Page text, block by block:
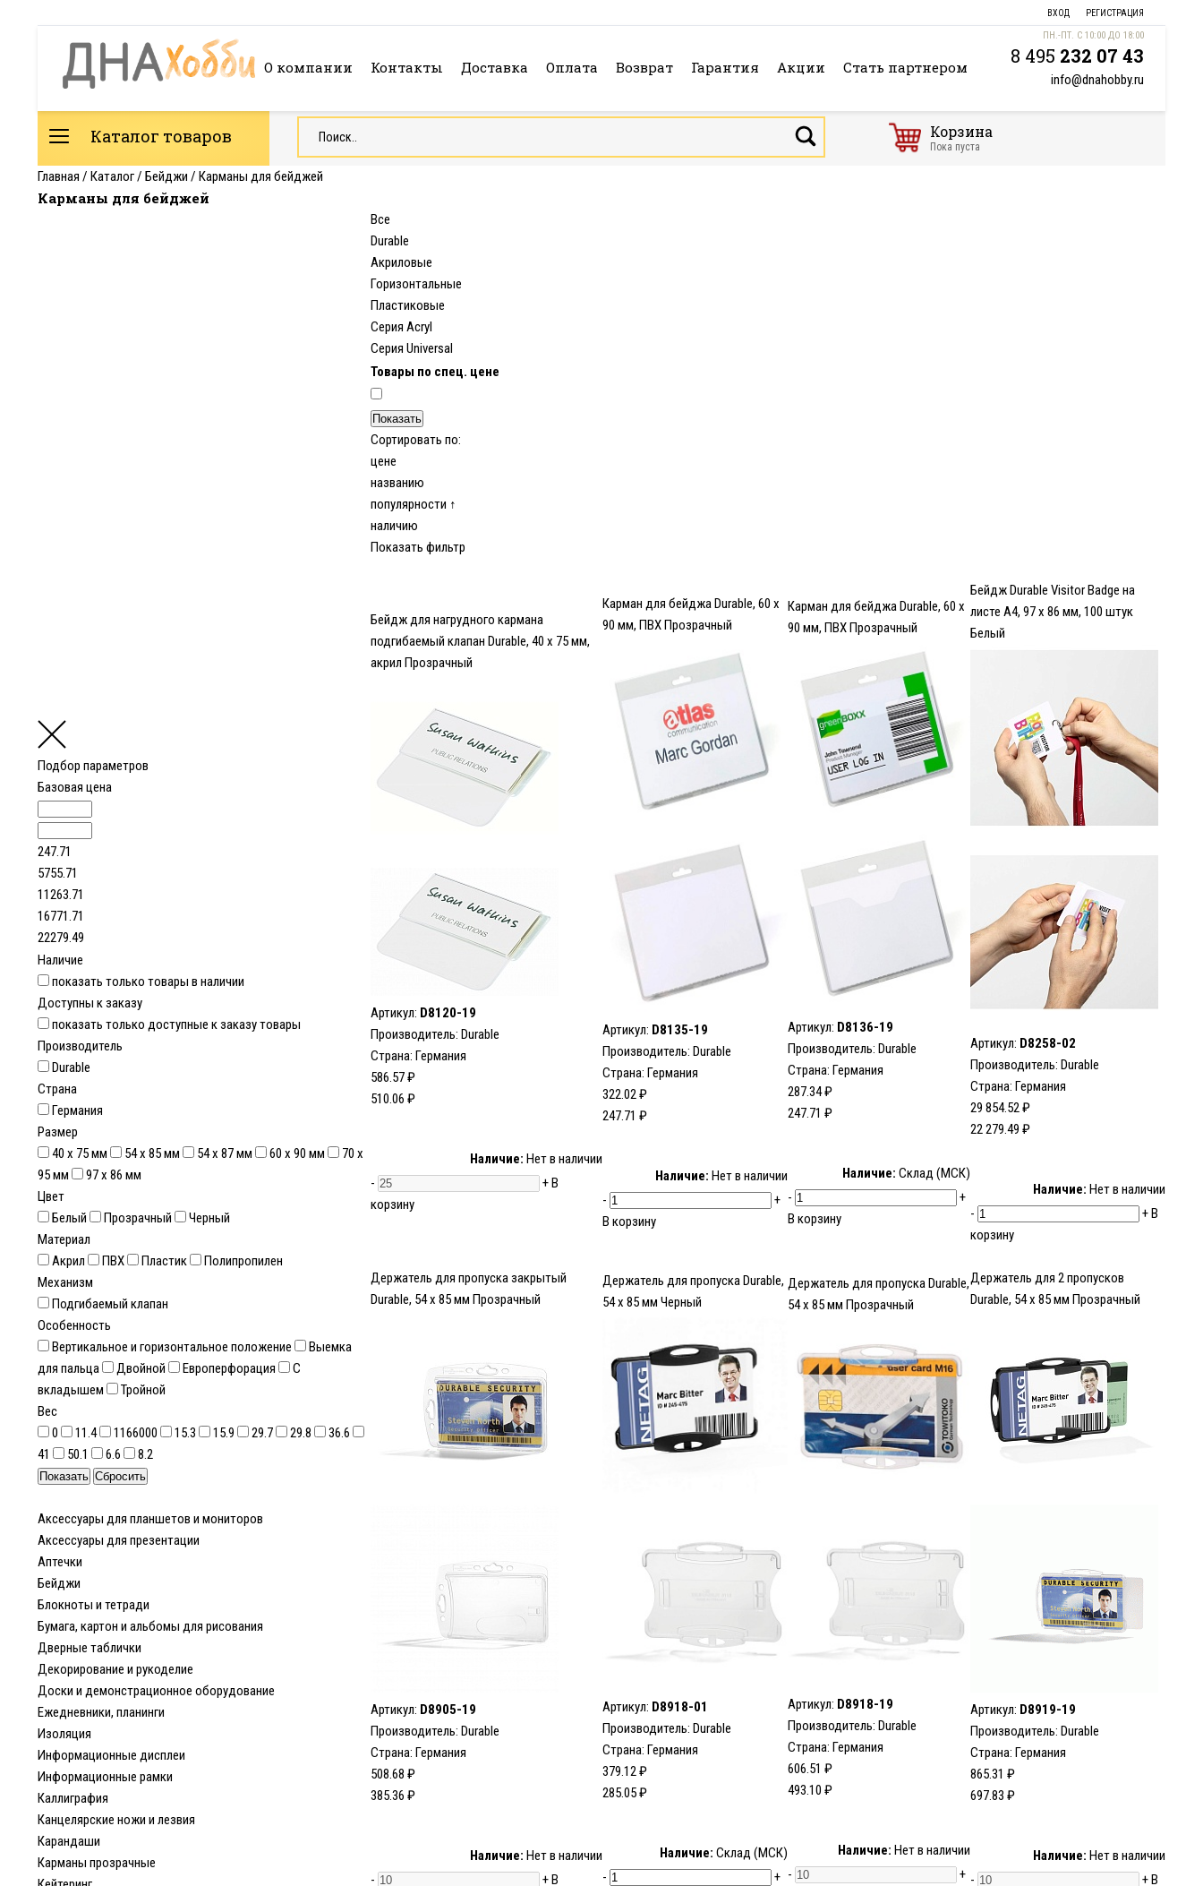
ВХОД РЕГИСТРАЦИЯ
О компании Контакты Доставка Оплата Возврат Гарантия Акции Стать партнером
ПН.-ПТ. С 10:00 ДО 18:00
8 495 232 07 43
info@dnahobby.ru
Каталог товаров Корзина
Пока пуста
Главная / Каталог/ Бейджи / Карманы для бейджей
Карманы для бейджей
Подбор параметров
Базовая цена
247.71
5755.71
11263.71
16771.71
22279.49
Наличие
показать только товары в наличии
Доступны к заказу
показать только доступные к заказу товары
Производитель
Durable
Страна
Германия
Размер
40 х 75 мм
54 x 85 мм 54 x 87 мм 60 х 90 мм
70 х
95 мм
97 х 86 мм
Цвет
Белый
Прозрачный
Черный
Материал
Акрил
ПВХ Пластик
Полипропилен
Механизм
Подгибаемый клапан
Особенность
Вертикальное и горизонтальное положение
Выемка
для пальца
Двойной Европерфорация
С
вкладышем
Тройной
Вес
0
11.4 1166000 15.3 15.9 29.7 29.8
36.6
41
50.1 6.6 8.2
Аксессуары для планшетов и мониторов
Аксессуары для презентации
Аптечки
Бейджи
Блокноты и тетради
Бумага, картон и альбомы для рисования
Дверные таблички
Декорирование и рукоделие
Доски и демонстрационное оборудование
Ежедневники, планинги
Изоляция
Информационные дисплеи
Информационные рамки
Каллиграфия
Канцелярские ножи и лезвия
Карандаши
Карманы прозрачные
Все
Durable
Акриловые
Горизонтальные
Пластиковые
Серия Acryl
Серия Universal
Товары по спец. цене
Сортировать по:
цене
названию
популярности ↑
наличию
Показать фильтр
Бейдж для нагрудного кармана
подгибаемый клапан Durable, 40 х 75 мм,
акрил Прозрачный
Артикул: D8120-19
Производитель: Durable
Страна: Германия
586.57 ₽
510.06 ₽
Наличие: Нет в наличии
-
+В
корзину
Карман для бейджа Durable, 60 х
90 мм, ПВХ Прозрачный
Артикул: D8135-19
Производитель: Durable
Страна: Германия
322.02 ₽
247.71 ₽
Наличие: Нет в наличии
-
+
В корзину
Карман для бейджа Durable, 60 х
90 мм, ПВХ Прозрачный
Артикул: D8136-19
Производитель: Durable
Страна: Германия
287.34 ₽
247.71 ₽
Наличие: Склад (МСК)
-
+
В корзину
Бейдж Durable Visitor Badge на
листе А4, 97 х 86 мм, 100 штук
Белый
Артикул: D8258-02
Производитель: Durable
Страна: Германия
29 854.52 ₽
22 279.49 ₽
Наличие: Нет в наличии
-
+В
корзину
Держатель для пропуска закрытый
Durable, 54 x 85 мм Прозрачный
Артикул: D8905-19
Производитель: Durable
Страна: Германия
508.68 ₽
385.36 ₽
Наличие: Нет в наличии
-
+В
Держатель для пропуска Durable,
54 x 85 мм Черный
Артикул: D8918-01
Производитель: Durable
Страна: Германия
379.12 ₽
285.05 ₽
Наличие: Склад (МСК)
-
+
Держатель для пропуска Durable,
54 x 85 мм Прозрачный
Артикул: D8918-19
Производитель: Durable
Страна: Германия
606.51 ₽
493.10 ₽
Наличие: Нет в наличии
-
+
Держатель для 2 пропусков
Durable, 54 x 85 мм Прозрачный
Артикул: D8919-19
Производитель: Durable
Страна: Германия
865.31 ₽
697.83 ₽
Наличие: Нет в наличии
-
+В